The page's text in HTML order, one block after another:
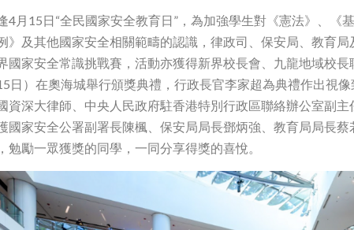
4月15日“全民國家安全教育日”，為加強學生對《憲法》、《
》及其他國家安全相關範疇的認識，律政司、保安局、教育
國家安全常識挑戰賽，活動亦獲得新界校長會、九龍地域校
日）在奧海城舉行頒獎典禮，行政長官李家超為典禮作出視
資深大律師、中央人民政府駐香港特別行政區聯絡辦公室副
國家安全公署副署長陳楓、保安局局長鄧炳強、教育局局長
勉勵一眾獲獎的同學，一同分享得獎的喜悅。